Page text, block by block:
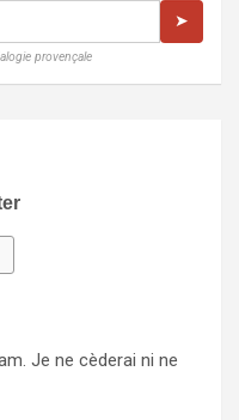
➤
provençale
Je ne cèderai ni ne